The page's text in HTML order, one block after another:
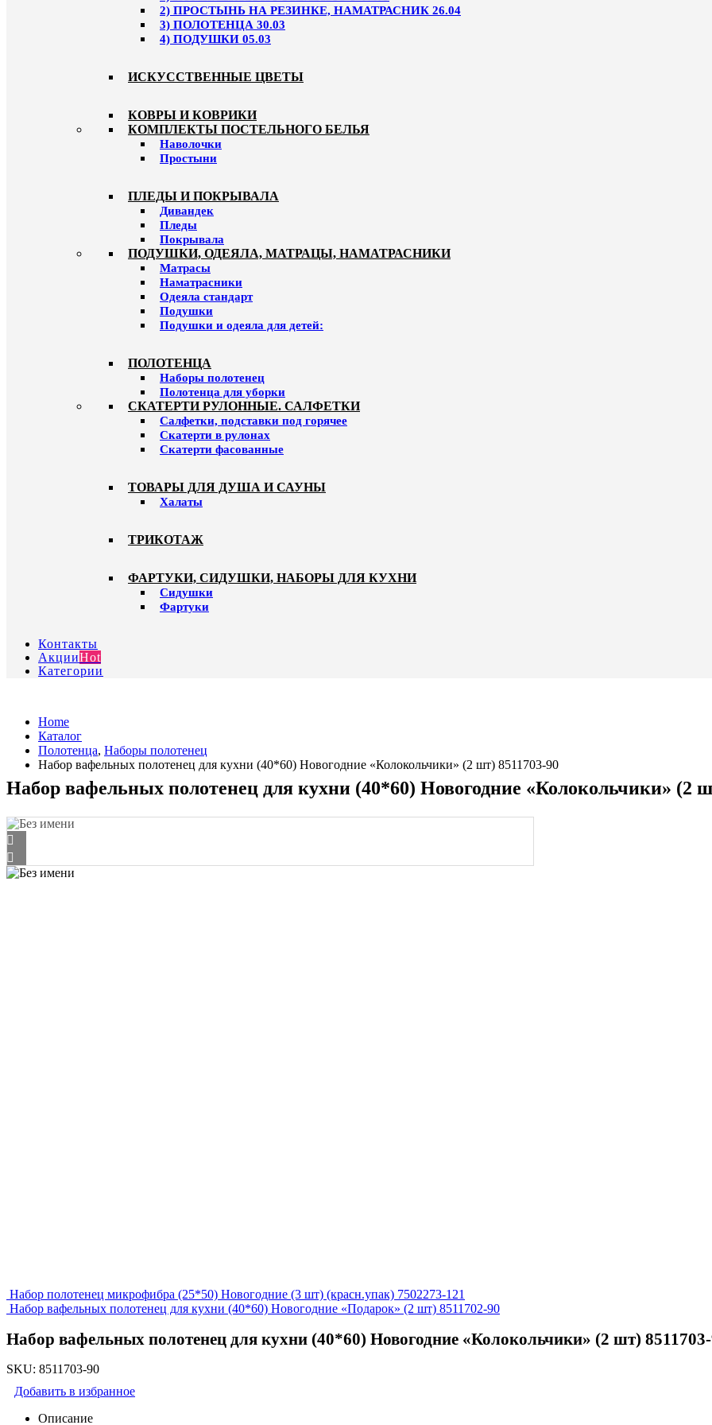
2) ПРОСТЫНЬ НА РЕЗИНКЕ, НАМАТРАСНИК 26.04
3) ПОЛОТЕНЦА 30.03
4) ПОДУШКИ 05.03
ИСКУССТВЕННЫЕ ЦВЕТЫ
КОВРЫ И КОВРИКИ
КОМПЛЕКТЫ ПОСТЕЛЬНОГО БЕЛЬЯ
Наволочки
Простыни
ПЛЕДЫ И ПОКРЫВАЛА
Дивандек
Пледы
Покрывала
ПОДУШКИ, ОДЕЯЛА, МАТРАЦЫ, НАМАТРАСНИКИ
Матрасы
Наматрасники
Одеяла стандарт
Подушки
Подушки и одеяла для детей:
ПОЛОТЕНЦА
Наборы полотенец
Полотенца для уборки
СКАТЕРТИ РУЛОННЫЕ. САЛФЕТКИ
Салфетки, подставки под горячее
Скатерти в рулонах
Скатерти фасованные
ТОВАРЫ ДЛЯ ДУША И САУНЫ
Халаты
ТРИКОТАЖ
ФАРТУКИ, СИДУШКИ, НАБОРЫ ДЛЯ КУХНИ
Сидушки
Фартуки
Контакты
АкцииHot
Категории
Home
Каталог
Полотенца, Наборы полотенец
Набор вафельных полотенец для кухни (40*60) Новогодние «Колокольчики» (2 шт) 8511703-90
Набор вафельных полотенец для кухни (40*60) Новогодние «Колокольчики» (2
Набор полотенец микрофибра (25*50) Новогодние (3 шт) (красн.упак) 7502273-121
Набор вафельных полотенец для кухни (40*60) Новогодние «Подарок» (2 шт) 8511702-90
Набор вафельных полотенец для кухни (40*60) Новогодние «Колокольчики» (2 шт)
SKU: 8511703-90
Добавить в избранное
Описание